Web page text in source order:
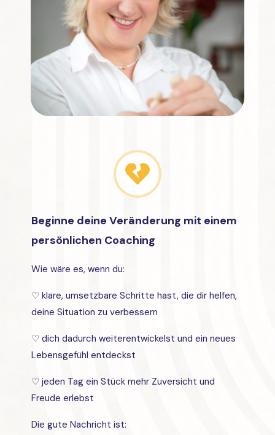
Beginne deine Veränderung mit einem
persönlichen Coaching
Wie wäre es, wenn du:
♡ klare, umsetzbare Schritte hast, die dir helfen,
deine Situation zu verbessern
♡ dich dadurch weiterentwickelst und ein neues
Lebensgefühl entdeckst
♡ jeden Tag ein Stück mehr Zuversicht und
Freude erlebst
Die gute Nachricht ist: